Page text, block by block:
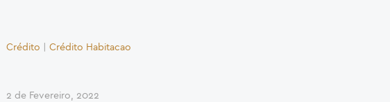
Crédito | Crédito Habitacao
2 de Fevereiro, 2022